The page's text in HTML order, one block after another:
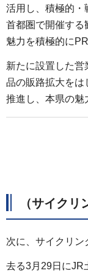
活用し、積極的・
首都圏で開催する
魅力を積極的に
新たに設置した
品の販路拡大をは
推進し、本県の魅
（サイクリ
次に、サイクリン
去る3月29日にJR